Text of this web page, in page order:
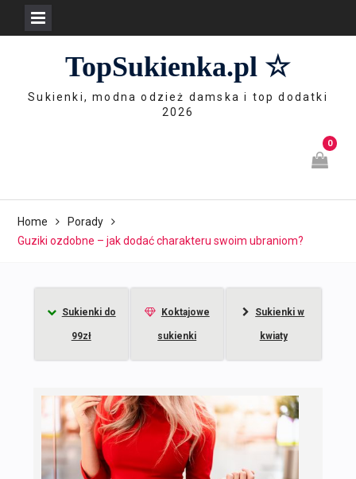
TopSukienka.pl ☆
Sukienki, modna odzież damska i top dodatki
2026
0
Home
Porady
Guziki ozdobne – jak dodać charakteru swoim ubraniom?
Sukienki do
99zł
Koktajowe
sukienki
Sukienki w
kwiaty